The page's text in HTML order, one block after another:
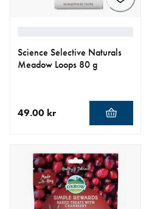
Science Selective Naturals
Meadow Loops 80 g
49.00 kr